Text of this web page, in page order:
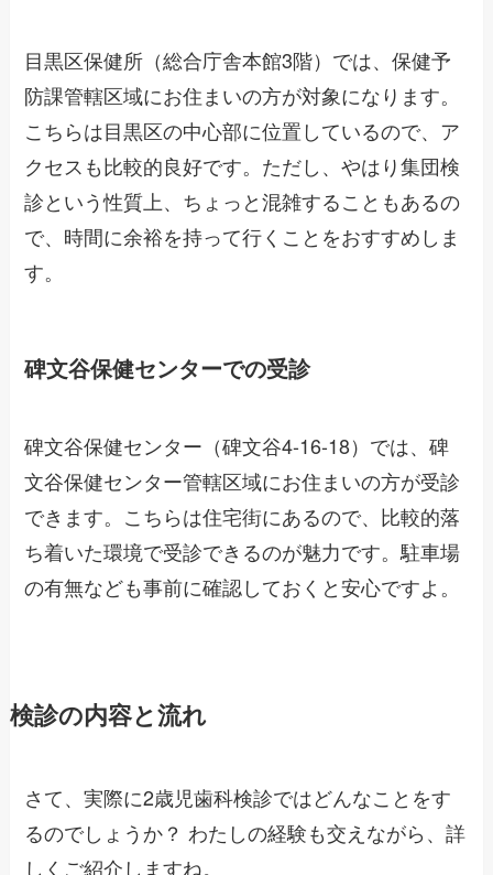
目黒区保健所（総合庁舎本館3階）では、保健予
防課管轄区域にお住まいの方が対象になります。
こちらは目黒区の中心部に位置しているので、ア
クセスも比較的良好です。ただし、やはり集団検
診という性質上、ちょっと混雑することもあるの
で、時間に余裕を持って行くことをおすすめしま
す。
碑文谷保健センターでの受診
碑文谷保健センター（碑文谷4-16-18）では、碑
文谷保健センター管轄区域にお住まいの方が受診
できます。こちらは住宅街にあるので、比較的落
ち着いた環境で受診できるのが魅力です。駐車場
の有無なども事前に確認しておくと安心ですよ。
検診の内容と流れ
さて、実際に2歳児歯科検診ではどんなことをす
るのでしょうか？ わたしの経験も交えながら、詳
しくご紹介しますね。